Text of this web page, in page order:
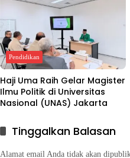
Pendidikan
Haji Uma Raih Gelar Magister
Ilmu Politik di Universitas
Nasional (UNAS) Jakarta
Tinggalkan Balasan
Alamat email Anda tidak akan